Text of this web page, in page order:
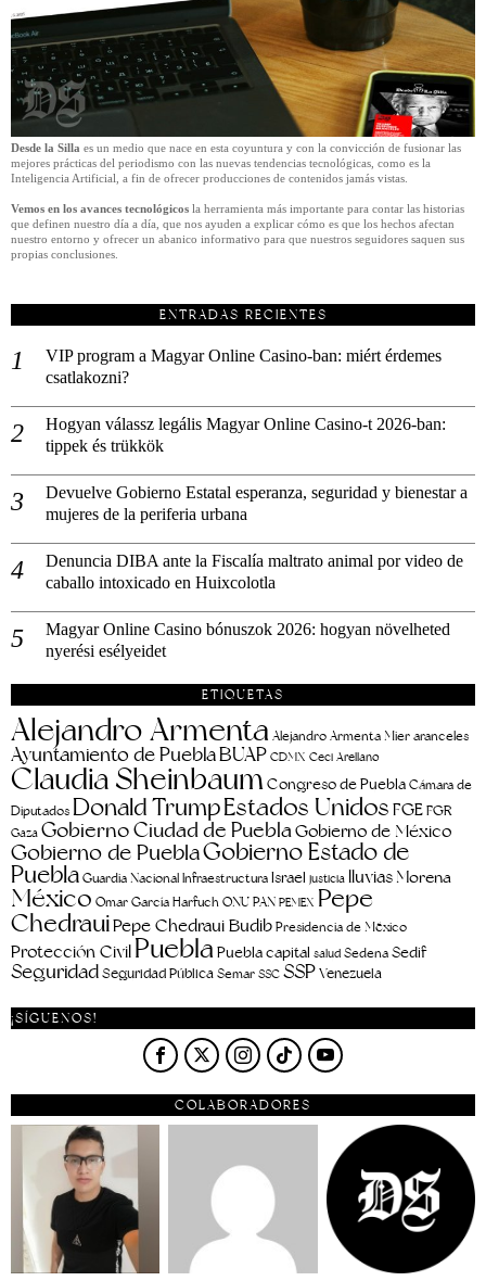
Desde la Silla es un medio que nace en esta coyuntura y con la convicción de fusionar las
mejores prácticas del periodismo con las nuevas tendencias tecnológicas, como es la
Inteligencia Artificial, a fin de ofrecer producciones de contenidos jamás vistas.
Vemos en los avances tecnológicos la herramienta más importante para contar las historias
que definen nuestro día a día, que nos ayuden a explicar cómo es que los hechos afectan
nuestro entorno y ofrecer un abanico informativo para que nuestros seguidores saquen sus
propias conclusiones.
ENTRADAS RECIENTES
VIP program a Magyar Online Casino-ban: miért érdemes
csatlakozni?
Hogyan válassz legális Magyar Online Casino-t 2026-ban:
tippek és trükkök
Devuelve Gobierno Estatal esperanza, seguridad y bienestar a
mujeres de la periferia urbana
Denuncia DIBA ante la Fiscalía maltrato animal por video de
caballo intoxicado en Huixcolotla
Magyar Online Casino bónuszok 2026: hogyan növelheted
nyerési esélyeidet
ETIQUETAS
Alejandro Armenta Alejandro Armenta Mier aranceles
Ayuntamiento de PueblaBUAP CDMX Ceci Arellano
Claudia SheinbaumCongreso de Puebla Cámara de
Diputados Donald TrumpEstados Unidos FGEFGR
Gaza Gobierno Ciudad de PueblaGobierno de México
Gobierno de PueblaGobierno Estado de
PueblaGuardia Nacional Infraestructura Israel justicia lluviasMorena
México Omar García Harfuch ONU PAN PEMEX Pepe
ChedrauiPepe Chedraui BudibPresidencia de México
Protección Civil PueblaPuebla capital salud Sedena Sedif
SeguridadSeguridad Pública Semar SSC SSPVenezuela
¡SÍGUENOS!
COLABORADORES